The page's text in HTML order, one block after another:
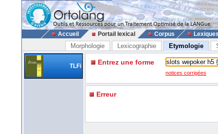
Accueil Portail lexical Corpus
Morphologie Lexicographie Etymologie
TLFi Entrez une forme
notices corrigées
Erreur